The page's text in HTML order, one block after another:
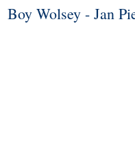
Boy Wolsey - Jan